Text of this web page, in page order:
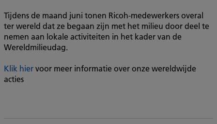
Tijdens de maand juni tonen Ricoh-medewerkers overal
ter wereld dat ze begaan zijn met het milieu door deel te
nemen aan lokale activiteiten in het kader van de
Wereldmilieudag.
Klik hiervoor meer informatie over onze wereldwijde
acties